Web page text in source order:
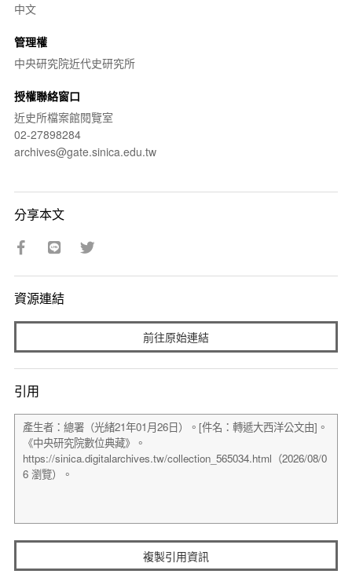
中文
管理權
中央研究院近代史研究所
授權聯絡窗口
近史所檔案館閱覽室
02-27898284
archives@gate.sinica.edu.tw
分享本文
資源連結
前往原始連結
引用
複製引用資訊